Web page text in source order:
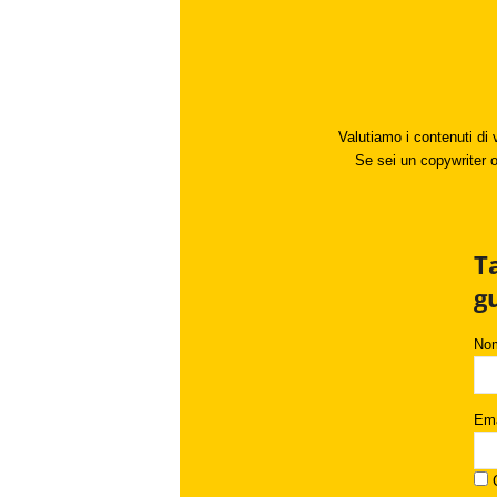
Valutiamo i contenuti di
Se sei un copywriter